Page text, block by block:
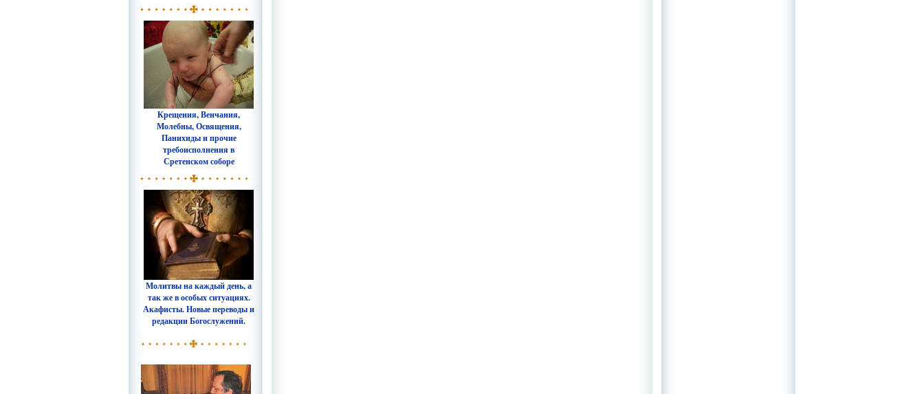
Крещения, Венчания,
Молебны, Освящения,
Панихиды и прочие
требоисполнения в
Сретенском соборе
Молитвы на каждый день, а
так же в особых ситуациях.
Акафисты. Новые переводы и
редакции Богослужений.